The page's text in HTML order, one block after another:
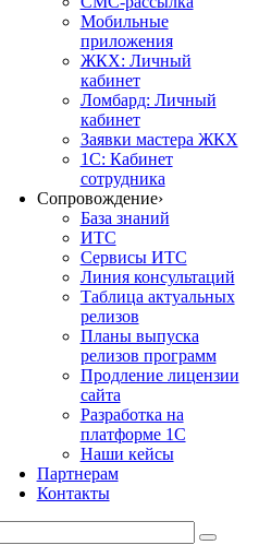
Мобильные
приложения
ЖКХ: Личный
кабинет
Ломбард: Личный
кабинет
Заявки мастера ЖКХ
1С: Кабинет
сотрудника
Сопровождение›
База знаний
ИТС
Сервисы ИТС
Линия консультаций
Таблица актуальных
релизов
Планы выпуска
релизов программ
Продление лицензии
сайта
Разработка на
платформе 1С
Наши кейсы
Партнерам
Контакты